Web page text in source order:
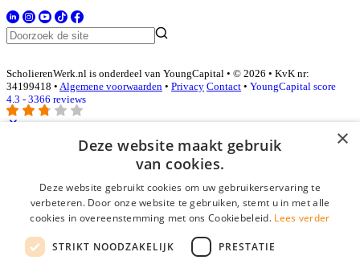
ScholierenWerk.nl is onderdeel van YoungCapital • © 2026 • KvK nr:
34199418 • Algemene voorwaarden • Privacy Contact • YoungCapital score
4.3 - 3366 reviews
Inloggen als bedrijf
E-mail*
Wachtwoord
login gegevens onthouden
×
Deze website maakt gebruik
van cookies.
Deze website gebruikt cookies om uw gebruikerservaring te
verbeteren. Door onze website te gebruiken, stemt u in met alle
cookies in overeenstemming met ons Cookiebeleid. Lees verder
STRIKT NOODZAKELIJK PRESTATIE